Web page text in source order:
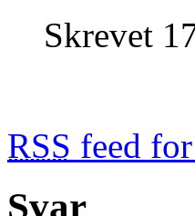
Skrevet
RSS feed
Svar